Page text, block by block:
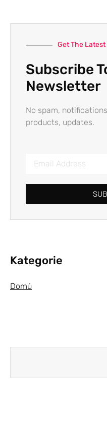
Get The
Subscribe
Newsletter
No spam,
products, updates.
Kategorie
Domů